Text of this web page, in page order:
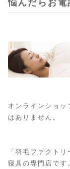
オンラインショッ
はありません。
「羽毛ファクト
寝具の専門店です